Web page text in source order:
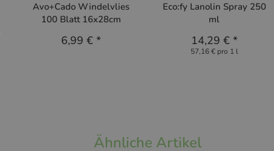
Avo+Cado Windelvlies
100 Blatt 16x28cm
6,99 € *
Eco:fy Lanolin Spray 250
ml
14,29 € *
57,16 € pro 1 l
Ähnliche Artikel